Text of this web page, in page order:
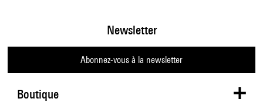
Boutique
Newsletter
Abonnez-vous à la newsletter